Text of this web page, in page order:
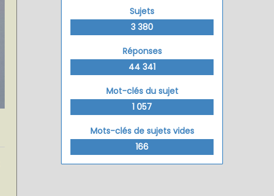
Sujets
3 380
Réponses
44 341
Mot-clés du sujet
1 057
Mots-clés de sujets vides
166